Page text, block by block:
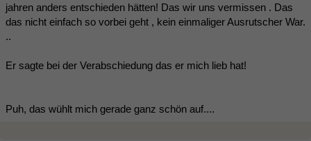
jahren anders entschieden hätten! Das wir uns vermissen . Das
das nicht einfach so vorbei geht , kein einmaliger Ausrutscher War.
..
Er sagte bei der Verabschiedung das er mich lieb hat!
Puh, das wühlt mich gerade ganz schön auf....